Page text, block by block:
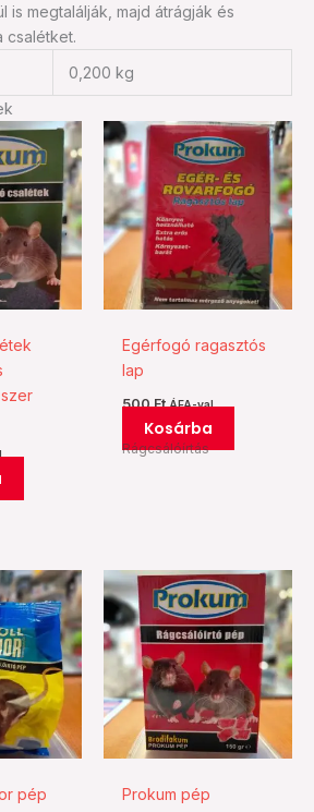
is megtalálják, majd átrágják és
csalétket.
0,200 kg
Egérfogó ragasztós
lap
500Ft ÁFA-val
Kosárba
Rágcsálóírtás
pép
Prokum pép